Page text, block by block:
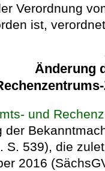
Verordnung
ist,
Änderung
und
der
S. 539), die
2016